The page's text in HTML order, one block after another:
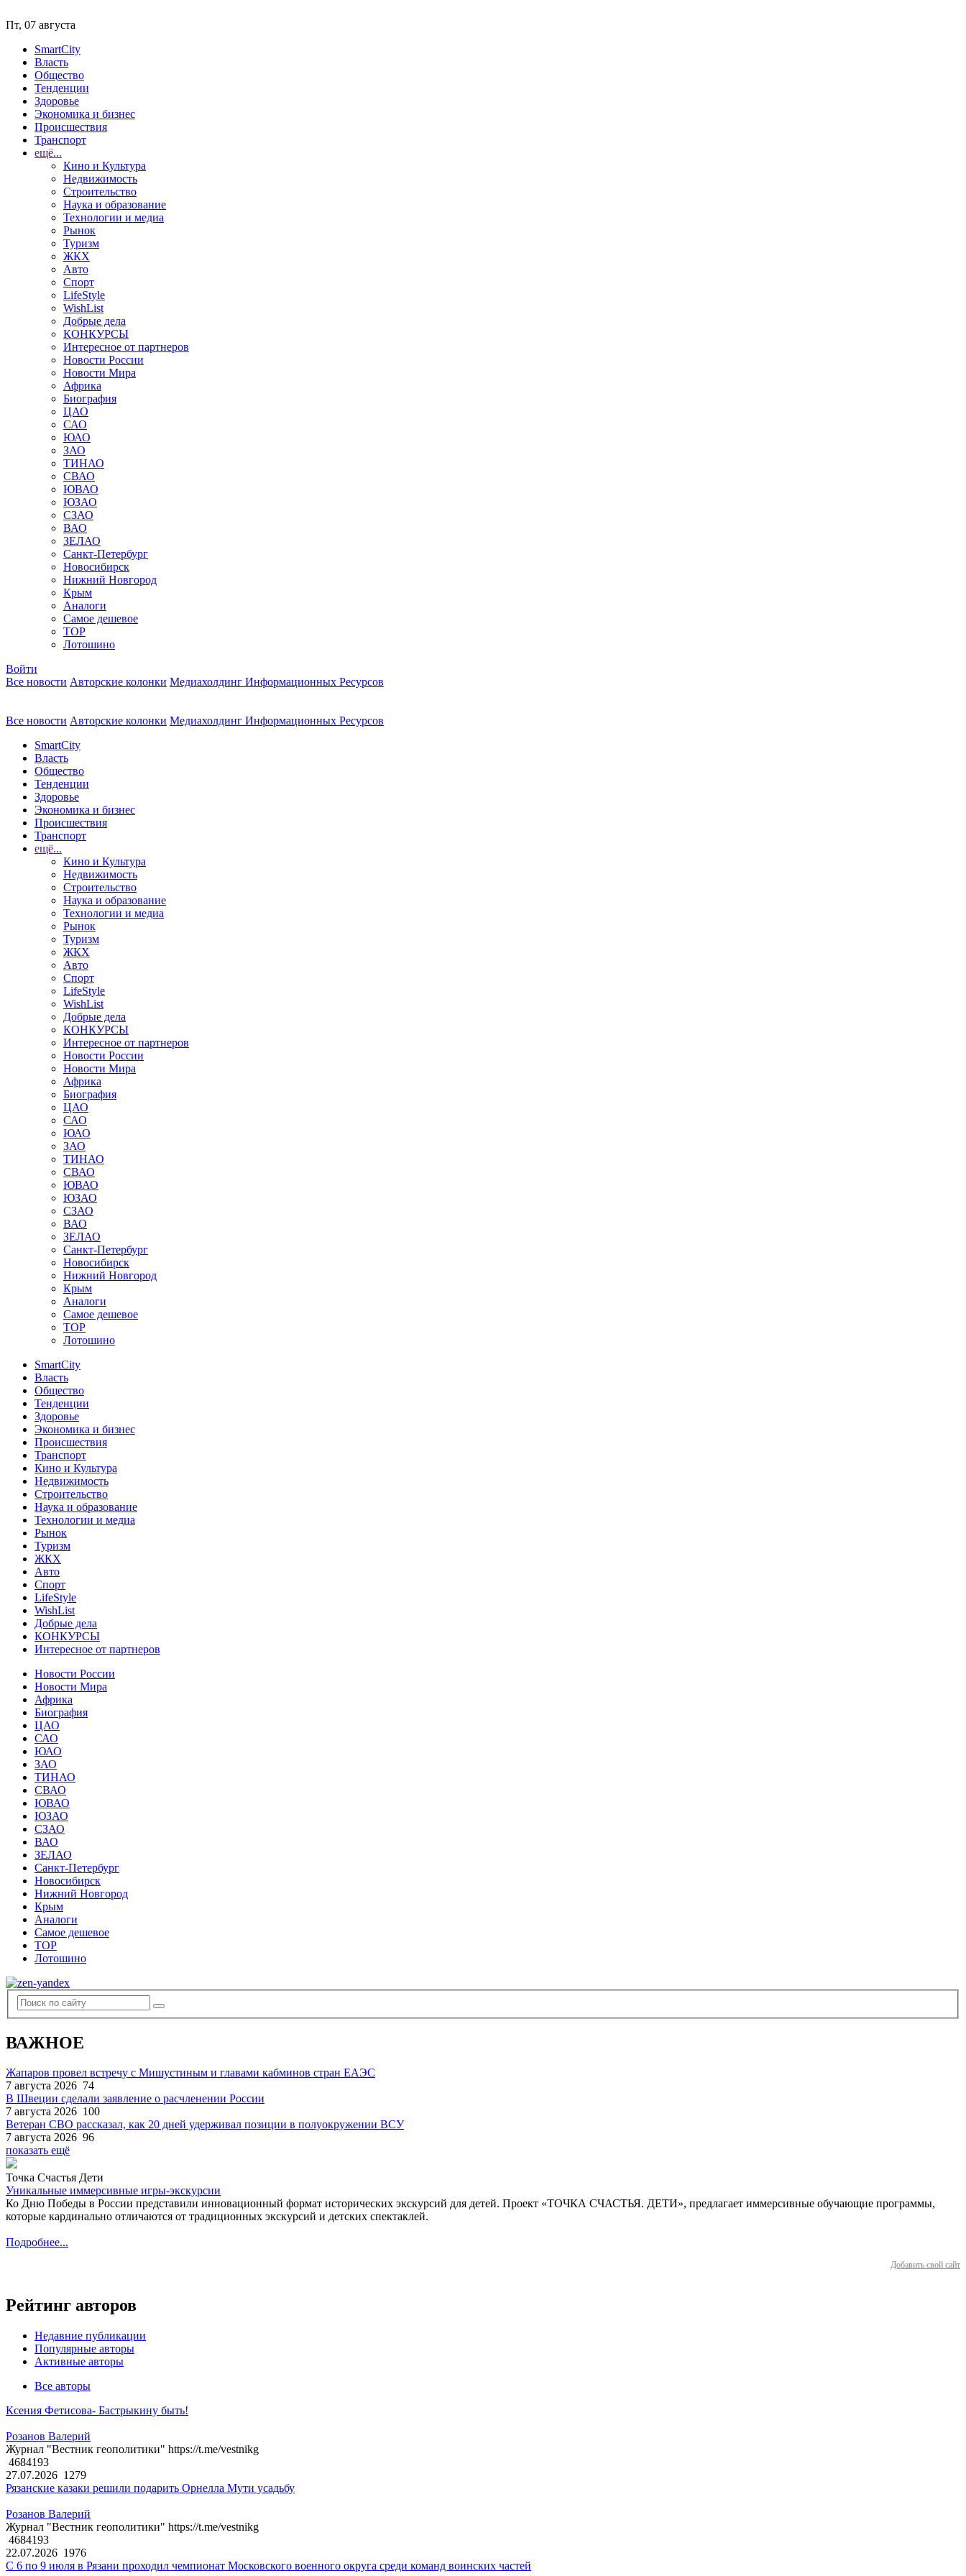
Пт, 07 августа
SmartCity
Власть
Общество
Тенденции
Здоровье
Экономика и бизнес
Происшествия
Транспорт
ещё...
Кино и Культура
Недвижимость
Строительство
Наука и образование
Технологии и медиа
Рынок
Туризм
ЖКХ
Авто
Спорт
LifeStyle
WishList
Добрые дела
КОНКУРСЫ
Интересное от партнеров
Новости России
Новости Мира
Африка
Биография
ЦАО
САО
ЮАО
ЗАО
ТИНАО
СВАО
ЮВАО
ЮЗАО
СЗАО
ВАО
ЗЕЛАО
Санкт-Петербург
Новосибирск
Нижний Новгород
Крым
Аналоги
Самое дешевое
TOP
Лотошино
Войти
Все новости Авторские колонки Медиахолдинг Информационных Ресурсов
Все новости Авторские колонки Медиахолдинг Информационных Ресурсов
SmartCity
Власть
Общество
Тенденции
Здоровье
Экономика и бизнес
Происшествия
Транспорт
ещё...
Кино и Культура
Недвижимость
Строительство
Наука и образование
Технологии и медиа
Рынок
Туризм
ЖКХ
Авто
Спорт
LifeStyle
WishList
Добрые дела
КОНКУРСЫ
Интересное от партнеров
Новости России
Новости Мира
Африка
Биография
ЦАО
САО
ЮАО
ЗАО
ТИНАО
СВАО
ЮВАО
ЮЗАО
СЗАО
ВАО
ЗЕЛАО
Санкт-Петербург
Новосибирск
Нижний Новгород
Крым
Аналоги
Самое дешевое
TOP
Лотошино
SmartCity
Власть
Общество
Тенденции
Здоровье
Экономика и бизнес
Происшествия
Транспорт
Кино и Культура
Недвижимость
Строительство
Наука и образование
Технологии и медиа
Рынок
Туризм
ЖКХ
Авто
Спорт
LifeStyle
WishList
Добрые дела
КОНКУРСЫ
Интересное от партнеров
Новости России
Новости Мира
Африка
Биография
ЦАО
САО
ЮАО
ЗАО
ТИНАО
СВАО
ЮВАО
ЮЗАО
СЗАО
ВАО
ЗЕЛАО
Санкт-Петербург
Новосибирск
Нижний Новгород
Крым
Аналоги
Самое дешевое
TOP
Лотошино
ВАЖНОЕ
Жапаров провел встречу с Мишустиным и главами кабминов стран ЕАЭС
7 августа 2026 74
В Швеции сделали заявление о расчленении России
7 августа 2026 100
Ветеран СВО рассказал, как 20 дней удерживал позиции в полуокружении ВСУ
7 августа 2026 96
показать ещё
Точка Счастья Дети
Уникальные иммерсивные игры-экскурсии
Ко Дню Победы в России представили инновационный формат исторических экскурсий для детей. Проект «ТОЧКА СЧАСТЬЯ. ДЕТИ», предлагает иммерсивные обучающие программы,
которые кардинально отличаются от традиционных экскурсий и детских спектаклей.
Подробнее...
Добавить свой сайт
Рейтинг авторов
Недавние публикации
Популярные авторы
Активные авторы
Все авторы
Ксения Фетисова- Бастрыкину быть!
Розанов Валерий
Журнал "Вестник геополитики" https://t.me/vestnikg
4684193
27.07.2026 1279
Рязанские казаки решили подарить Орнелла Мути усадьбу
Розанов Валерий
Журнал "Вестник геополитики" https://t.me/vestnikg
4684193
22.07.2026 1976
С 6 по 9 июля в Рязани проходил чемпионат Московского военного округа среди команд воинских частей